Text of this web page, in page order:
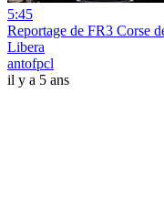
5:45
Reportage de FR3 Corse
Libera
antofpcl
il y a 5 ans